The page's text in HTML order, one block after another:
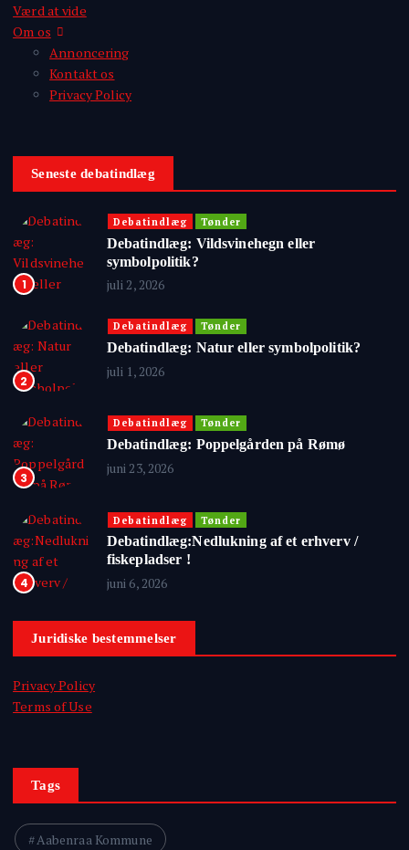
Værd at vide
Om os
Annoncering
Kontakt os
Privacy Policy
Seneste debatindlæg
1
Debatindlæg Tønder
Debatindlæg: Vildsvinehegn eller
symbolpolitik?
juli 2, 2026
2
Debatindlæg Tønder
Debatindlæg: Natur eller symbolpolitik?
juli 1, 2026
3
Debatindlæg Tønder
Debatindlæg: Poppelgården på Rømø
juni 23, 2026
4
Debatindlæg Tønder
Debatindlæg:Nedlukning af et erhverv /
fiskepladser !
juni 6, 2026
Juridiske bestemmelser
Privacy Policy
Terms of Use
Tags
Aabenraa Kommune